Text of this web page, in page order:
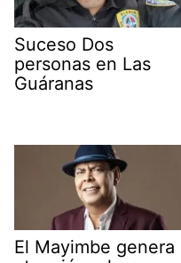
Suceso Dos
personas en Las
Guáranas
El Mayimbe genera